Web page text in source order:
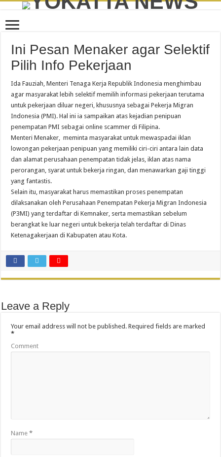
Ini Pesan Menaker agar Selektif
Pilih Info Pekerjaan
Ida Fauziah, Menteri Tenaga Kerja Republik Indonesia menghimbau
agar masyarakat lebih selektif memilih informasi pekerjaan terutama
untuk pekerjaan diluar negeri, khususnya sebagai Pekerja Migran
Indonesia (PMI). Hal ini ia sampaikan atas kejadian penipuan
penempatan PMI sebagai online scammer di Filipina.
Menteri Menaker, meminta masyarakat untuk mewaspadai iklan
lowongan pekerjaan penipuan yang memiliki ciri-ciri antara lain data
dan alamat perusahaan penempatan tidak jelas, iklan atas nama
perorangan, syarat untuk bekerja ringan, dan menawarkan gaji tinggi
yang fantastis.
Selain itu, masyarakat harus memastikan proses penempatan
dilaksanakan oleh Perusahaan Penempatan Pekerja Migran Indonesia
(P3MI) yang terdaftar di Kemnaker, serta memastikan sebelum
berangkat ke luar negeri untuk bekerja telah terdaftar di Dinas
Ketenagakerjaan di Kabupaten atau Kota.
Leave a Reply
Your email address will not be published. Required fields are marked
*
Comment
Name*